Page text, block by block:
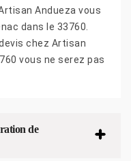
Andueza vous
dans le 33760.
chez Artisan
vous ne serez pas
de